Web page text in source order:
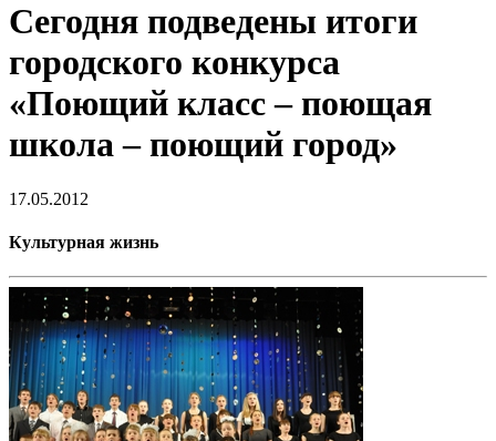
Сегодня подведены итоги
городского конкурса
«Поющий класс – поющая
школа – поющий город»
17.05.2012
Культурная жизнь